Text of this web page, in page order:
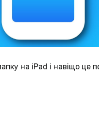
на iPad і навіщо це